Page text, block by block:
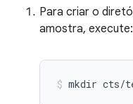
Para criar o
amostra, execute:
mkdir cts/